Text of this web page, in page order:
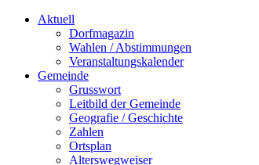
Aktuell
Dorfmagazin
Wahlen / Abstimmungen
Veranstaltungskalender
Gemeinde
Grusswort
Leitbild der Gemeinde
Geografie / Geschichte
Zahlen
Ortsplan
Alterswegweiser